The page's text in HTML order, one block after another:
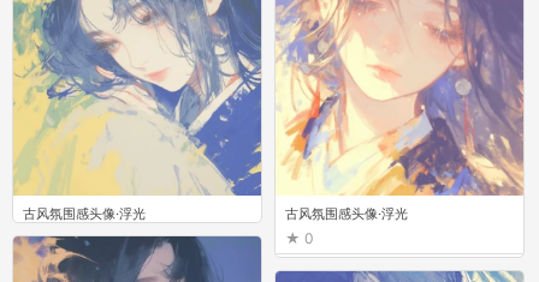
古风氛围感头像·浮光
0
古风氛围感头像·浮光
0